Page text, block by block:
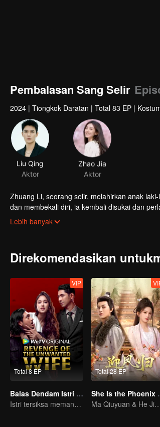
Pembalasan Sang Selir
2024 | Tiongkok Daratan | Total 83 EP |
Liu Qing
Aktor
Zhao Jia
Aktor
Zhuang Li, seorang selir, melahirkan anak laki-laki. Namun ia dijebak Selir Li dan Selir Rong, dan
dan membekali diri, ia kembali disukai dan
Setelah mengetahui bahwa ratu adalah
Lebih banyak
Direkomendasikan
Total 8 EP
VIP
Balas Dendam Istri yang Tak Dianggap
Istri tersiksa memang diam, tapi dendam tak pernah tidur
Total 28 EP
She
Ma Qiuyuan & He Jianqi: A